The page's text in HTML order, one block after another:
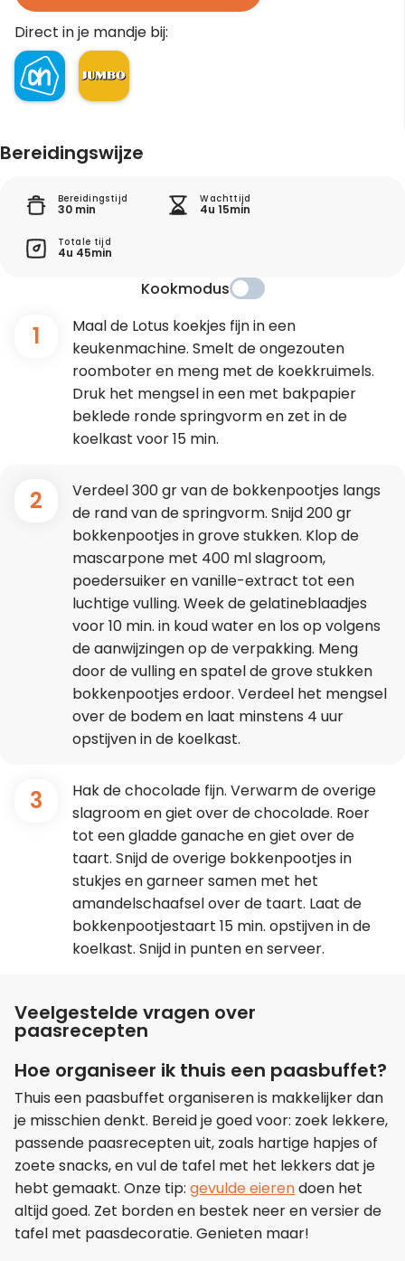
Direct in je mandje bij:
Bereidingswijze
Bereidingstijd
30 min
Wachttijd
4u 15min
Totale tijd
4u 45min
Kookmodus
1
Maal de Lotus koekjes fijn in een
keukenmachine. Smelt de ongezouten
roomboter en meng met de koekkruimels.
Druk het mengsel in een met bakpapier
beklede ronde springvorm en zet in de
koelkast voor 15 min.
2
Verdeel 300 gr van de bokkenpootjes langs
de rand van de springvorm. Snijd 200 gr
bokkenpootjes in grove stukken. Klop de
mascarpone met 400 ml slagroom,
poedersuiker en vanille-extract tot een
luchtige vulling. Week de gelatineblaadjes
voor 10 min. in koud water en los op volgens
de aanwijzingen op de verpakking. Meng
door de vulling en spatel de grove stukken
bokkenpootjes erdoor. Verdeel het mengsel
over de bodem en laat minstens 4 uur
opstijven in de koelkast.
3
Hak de chocolade fijn. Verwarm de overige
slagroom en giet over de chocolade. Roer
tot een gladde ganache en giet over de
taart. Snijd de overige bokkenpootjes in
stukjes en garneer samen met het
amandelschaafsel over de taart. Laat de
bokkenpootjestaart 15 min. opstijven in de
koelkast. Snijd in punten en serveer.
Veelgestelde vragen over
paasrecepten
Hoe organiseer ik thuis een paasbuffet?
Thuis een paasbuffet organiseren is makkelijker dan
je misschien denkt. Bereid je goed voor: zoek lekkere,
passende paasrecepten uit, zoals hartige hapjes of
zoete snacks, en vul de tafel met het lekkers dat je
hebt gemaakt. Onze tip: gevulde eierendoen het
altijd goed. Zet borden en bestek neer en versier de
tafel met paasdecoratie. Genieten maar!